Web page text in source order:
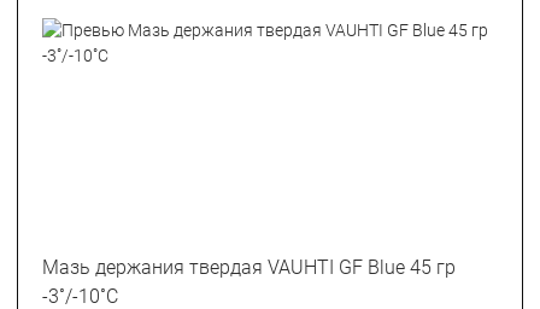
Мазь держания твердая VAUHTI GF Blue 45 гр
-3˚/-10˚С